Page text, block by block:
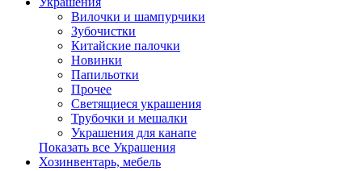
Вилочки и шампурчики
Зубочистки
Китайские палочки
Новинки
Папильотки
Прочее
Светящиеся украшения
Трубочки и мешалки
Украшения для канапе
Показать все Украшения
Хозинвентарь, мебель